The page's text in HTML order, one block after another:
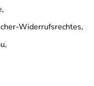
Widerrufsrechtes,